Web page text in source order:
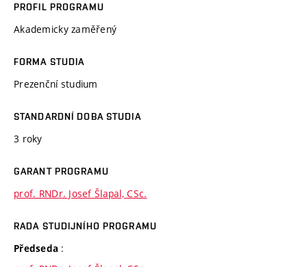
PROFIL PROGRAMU
Akademicky zaměřený
FORMA STUDIA
Prezenční studium
STANDARDNÍ DOBA STUDIA
3 roky
GARANT PROGRAMU
prof. RNDr. Josef Šlapal, CSc.
RADA STUDIJNÍHO PROGRAMU
Předseda :